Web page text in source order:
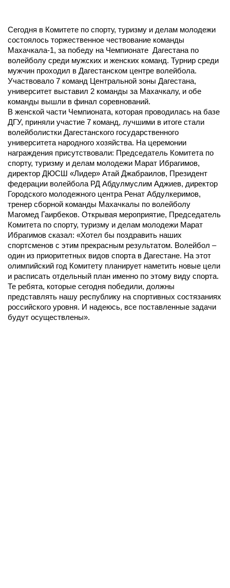
Сегодня в Комитете по спорту, туризму и делам молодежи
состоялось торжественное чествование команды
Махачкала-1, за победу на Чемпионате Дагестана по
волейболу среди мужских и женских команд. Турнир среди
мужчин проходил в Дагестанском центре волейбола.
Участвовало 7 команд Центральной зоны Дагестана,
университет выставил 2 команды за Махачкалу, и обе
команды вышли в финал соревнований.
В женской части Чемпионата, которая проводилась на базе
ДГУ, приняли участие 7 команд, лучшими в итоге стали
волейболистки Дагестанского государственного
университета народного хозяйства. На церемонии
награждения присутствовали: Председатель Комитета по
спорту, туризму и делам молодежи Марат Ибрагимов,
директор ДЮСШ «Лидер» Атай Джабраилов, Президент
федерации волейбола РД Абдулмуслим Аджиев, директор
Городского молодежного центра Ренат Абдулкеримов,
тренер сборной команды Махачкалы по волейболу
Магомед Гаирбеков. Открывая мероприятие, Председатель
Комитета по спорту, туризму и делам молодежи Марат
Ибрагимов сказал: «Хотел бы поздравить наших
спортсменов с этим прекрасным результатом. Волейбол –
один из приоритетных видов спорта в Дагестане. На этот
олимпийский год Комитету планирует наметить новые цели
и расписать отдельный план именно по этому виду спорта.
Те ребята, которые сегодня победили, должны
представлять нашу республику на спортивных состязаниях
российского уровня. И надеюсь, все поставленные задачи
будут осуществлены».